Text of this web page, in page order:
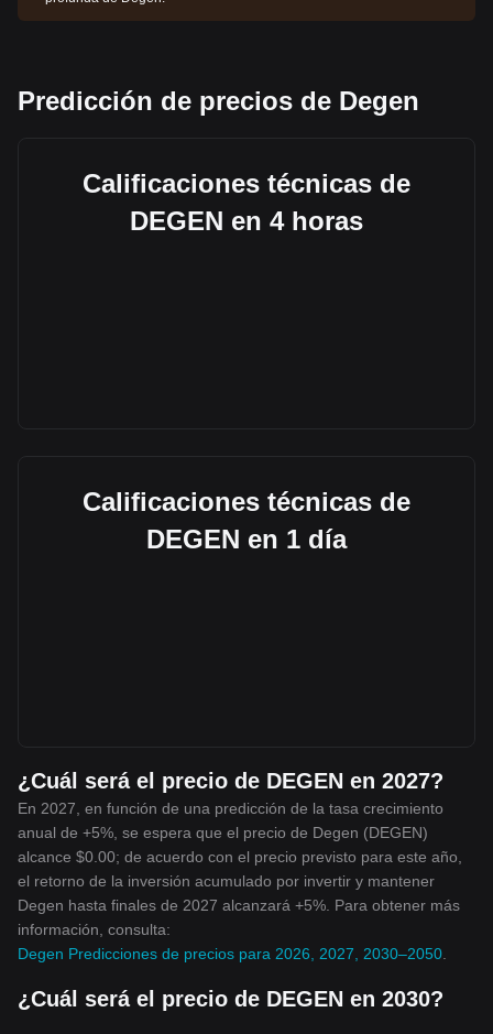
Predicción de precios de Degen
Calificaciones técnicas de
DEGEN en 4 horas
Calificaciones técnicas de
DEGEN en 1 día
¿Cuál será el precio de DEGEN en 2027?
En 2027, en función de una predicción de la tasa crecimiento
anual de +5%, se espera que el precio de Degen (DEGEN)
alcance $0.00; de acuerdo con el precio previsto para este año,
el retorno de la inversión acumulado por invertir y mantener
Degen hasta finales de 2027 alcanzará +5%. Para obtener más
información, consulta:
Degen Predicciones de precios para 2026, 2027, 2030–2050
¿Cuál será el precio de DEGEN en 2030?